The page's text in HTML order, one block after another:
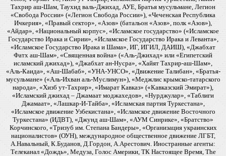
Тахрир аш-Шам, Таухид валь-Джихад, АУЕ, Братья мусульмане, Легион
«Свобода России» («Легион Свобода России»), «Чеченская Республика
Ичкерия», «Правый сектор», «Азов» (батальон «Азов», полк «Азов»),
«Айдар», «Национальный корпус», «Исламское государство» («Исламское
Государство Ирака и Сирии», «Исламское Государство Ирака и Леванта»,
«Исламское Государство Ирака и Шама», ИГ, ИГИЛ, ДАИШ), «Джабхат
Фатх аш-Шам», «Священная война» («Аль-Джихад» или «Египетский
исламский джихад»), «Джабхат ан-Нусра», «Хайят Тахрир-аш-Шам»,
«Аль-Каида», «Аш-Шабаб», «УНА-УНСО», «Движение Талибан», «Братья-
мусульмане» («Аль-Ихван аль-Муслимун»), «Меджлис крымско-татарского
народа», «Хизб ут-Тахрир», «Имарат Кавказ» («Кавказский Эмират»),
«Исламский джихад – Джамаат моджахедов», «Нурджулар», «Таблиги
Джамаат», «Лашкар-И-Тайба», «Исламская партия Туркестана»,
«Исламское движение Узбекистана», «Исламское движение Восточного
Туркестана» (ИДВТ), «Джунд аш-Шам», «АУМ Синрике», «Братство»
Корчинского, «Тризуб им. Степана Бандеры», «Организация украинских
националистов» (ОУН), международное общественное движение ЛГБТ,
А.Навальный, К.Буданов, Д.Гордон, А.Арестович. Иностранные агенты:
Телеканал «Дождь», Медуза, Голос Америки, ТК Настоящее Время, The